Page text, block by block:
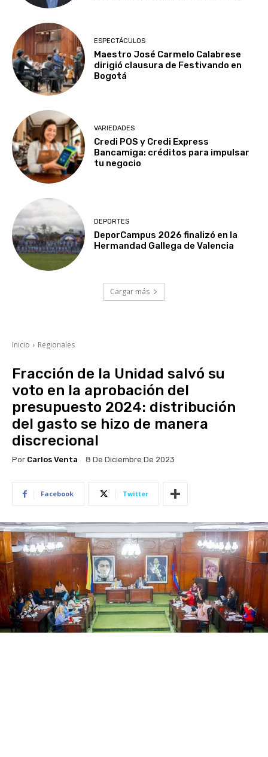
ESPECTÁCULOS
Maestro José Carmelo Calabrese
dirigió clausura de Festivando en
Bogotá
VARIEDADES
Credi POS y Credi Express
Bancamiga: créditos para impulsar
tu negocio
DEPORTES
DeporCampus 2026 finalizó en la
Hermandad Gallega de Valencia
Cargar más